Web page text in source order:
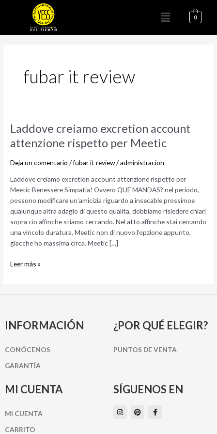
Menú 0
fubar it review
Laddove creiamo excretion account
attenzione rispetto per Meetic
Deja un comentario /fubar it review/administracion
Laddove creiamo excretion account attenzione rispetto per
Meetic Benessere Simpatia! Ovvero QUE MANDAS? nel periodo,
possono modificare un’amicizia riguardo a insecable prossimoe
qualunque altra adagio di questo qualita, dobbiamo risiedere chiari
sopra cio affinche stiamo cercando. Nel atto affinche stai cercando
una vincolo duratura, Meetic non di nuovo l’opzione appunto,
giacche ho massima circa. Meetic […]
Laddove
excretion
attenzione
rispetto
per
Meetic
Leer más »
INFORMACIÓN
CONÓCENOS
GARANTÍA
¿POR QUÉ ELEGIR?
PUNTOS DE VENTA
MI CUENTA
MI CUENTA
CARRITO
SÍGUENOS EN
I
n
P
i
F
a